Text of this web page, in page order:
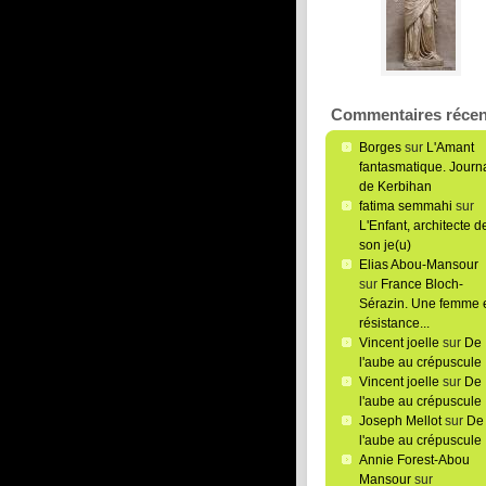
Commentaires
Borgessur L'Amant
fantasmatique.
de Kerbihan
fatima semmahi sur
L'Enfant, architecte
son je(u)
Elias Abou-Mansour
sur France Bloch-
Sérazin. Une femme
résistance...
Vincent joelle sur De
l'aube au crépuscule
Vincent joelle sur De
l'aube au crépuscule
Joseph Mellotsur De
l'aube au crépuscule
Annie Forest-Abou
Mansoursur